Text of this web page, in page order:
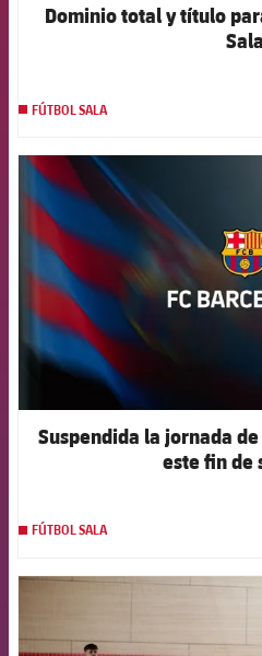
Dominio total y título
Sala
FÚTBOL SALA
Suspendida la jornada
este fin de
FÚTBOL SALA